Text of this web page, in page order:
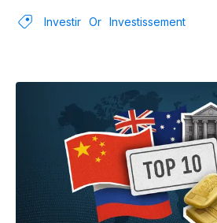
Investir Or Investissement